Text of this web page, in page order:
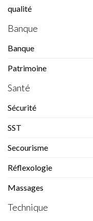
qualité
Banque
Banque
Patrimoine
Santé
Sécurité
SST
Secourisme
Réflexologie
Massages
Technique